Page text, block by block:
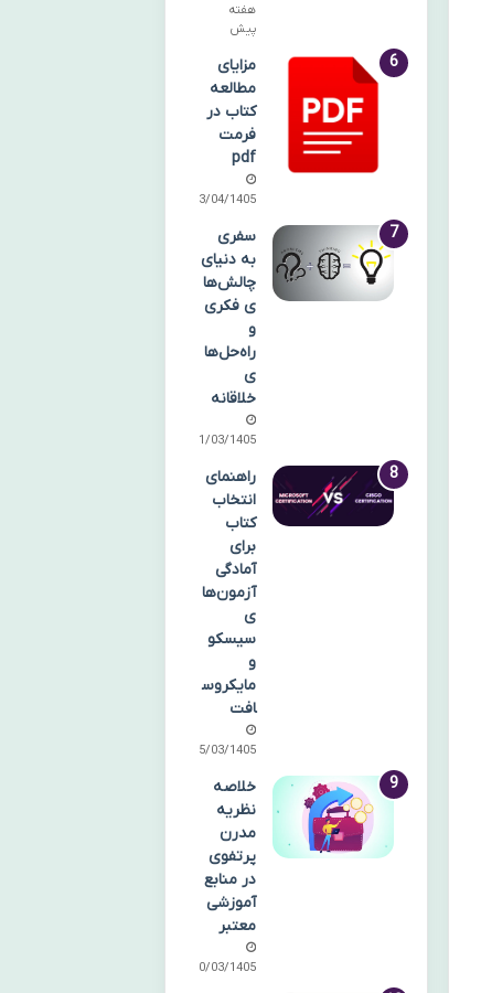
هفته
پیش
مزایای
مطالعه
کتاب در
فرمت
pdf
13/04/1405
سفری
به دنیای
چالش‌ها
ی فکری
و
راه‌حل‌ها
ی
خلاقانه
31/03/1405
راهنمای
انتخاب
کتاب
برای
آمادگی
آزمون‌ها
ی
سیسکو
و
مایکروس
افت
25/03/1405
خلاصه
نظریه
مدرن
پرتفوی
در منابع
آموزشی
معتبر
20/03/1405